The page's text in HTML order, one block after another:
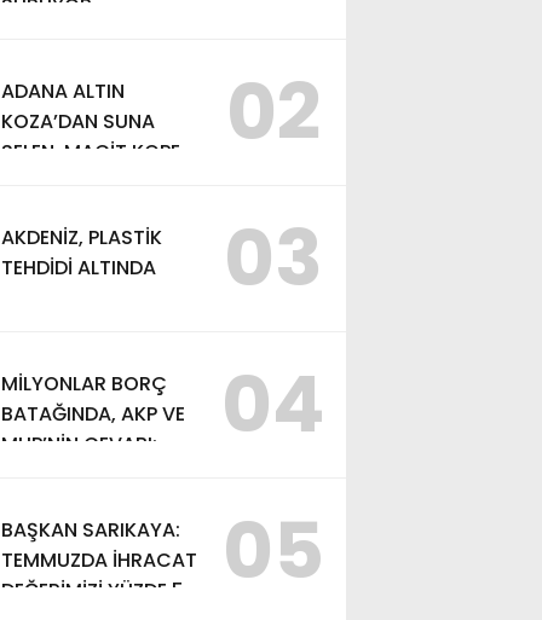
SÜRÜYOR
ADANA ALTIN
KOZA’DAN SUNA
SELEN, MACİT KOPER
02
AKDENİZ, PLASTİK
TEHDİDİ ALTINDA
03
MİLYONLAR BORÇ
BATAĞINDA, AKP VE
MHP’NİN CEVABI:
04
BAŞKAN SARIKAYA:
TEMMUZDA İHRACAT
DEĞERİMİZİ YÜZDE 54
05